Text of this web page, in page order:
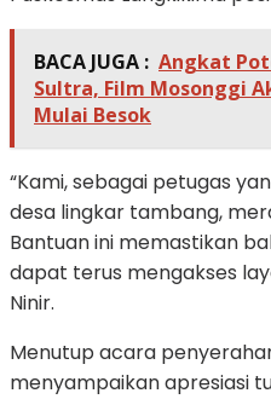
BACA JUGA : Angkat
Sultra, Film Mosonggi
Mulai Besok
“Kami, sebagai petugas
desa lingkar tambang,
Bantuan ini memastikan
dapat terus mengakses
Ninir.
Menutup acara
menyampaikan apresiasi